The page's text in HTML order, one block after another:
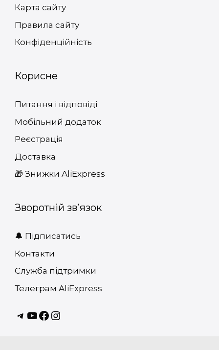
Карта сайту
Правила сайту
Конфіденційність
Корисне
Питання і відповіді
Мобільний додаток
Реєстрація
Доставка
🎁 Знижки AliExpress
Зворотній зв’язок
🔔 Підписатись
Контакти
Служба підтримки
Телеграм AliExpress
Telagram
youtube
Facebook
instagram